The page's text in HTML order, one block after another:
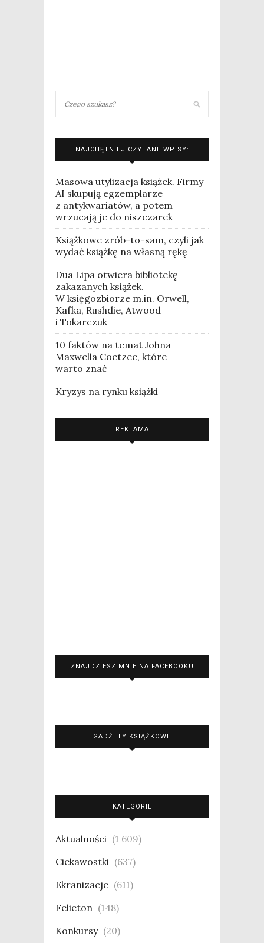
NAJCHĘTNIEJ CZYTANE WPISY:
Masowa utylizacja książek. Firmy
AI skupują egzemplarze
z antykwariatów, a potem
wrzucają je do niszczarek
Książkowe zrób-to-sam, czyli jak
wydać książkę na własną rękę
Dua Lipa otwiera bibliotekę
zakazanych książek.
W księgozbiorze m.in. Orwell,
Kafka, Rushdie, Atwood
i Tokarczuk
10 faktów na temat Johna
Maxwella Coetzee, które
warto znać
Kryzys na rynku książki
REKLAMA
ZNAJDZIESZ MNIE NA FACEBOOKU
GADŻETY KSIĄŻKOWE
KATEGORIE
Aktualności (1 609)
Ciekawostki (637)
Ekranizacje (611)
Felieton (148)
Konkursy (20)